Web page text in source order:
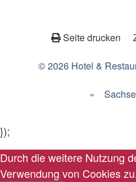
Seite drucken
© 2026 Hotel &
»
});
Durch die weitere Nutzung
Verwendung von Cookies